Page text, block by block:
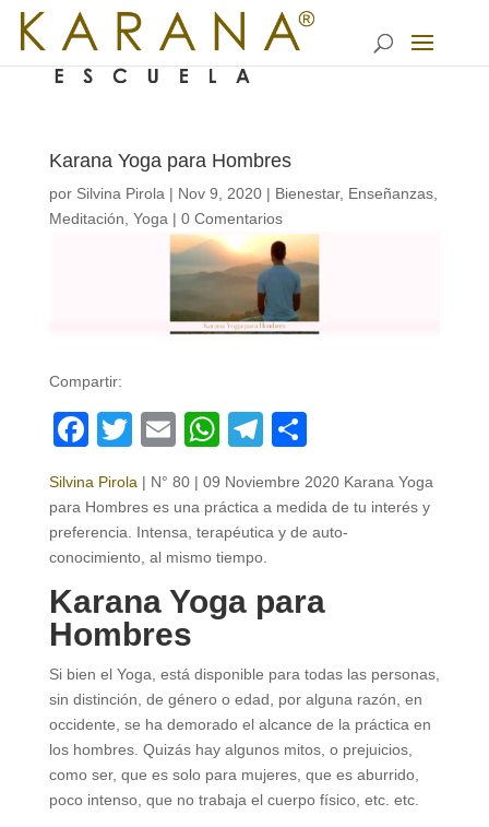
Karana Yoga para Hombres
por Silvina Pirola | Nov 9, 2020| Bienestar, Enseñanzas,
Meditación Yoga | 0 Comentarios
Compartir:
Facebook
Twitter
EmailWhatsApp
Telegram
Silvina Pirola| N° 80 | 09 Noviembre 2020 Karana Yoga
para Hombres es una práctica a medida de tu interés y
preferencia. Intensa, terapéutica y de auto-
conocimiento, al mismo tiempo.
Karana Yoga para
Hombres
Si bien el Yoga, está disponible para todas las personas,
sin distinción, de género o edad, por alguna razón, en
occidente, se ha demorado el alcance de la práctica en
los hombres. Quizás hay algunos mitos, o prejuicios,
como ser, que es solo para mujeres, que es aburrido,
poco intenso, que no trabaja el cuerpo físico, etc. etc.